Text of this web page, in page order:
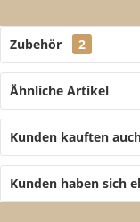
Zubehör 2
Ähnliche Artikel
Kunden kauften
Kunden haben sich